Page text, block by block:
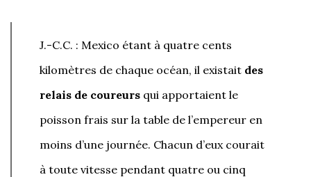
J.-C.C. : Mexico étant à quatre cents
kilomètres de chaque océan, il existait des
relais de coureurs qui apportaient le
poisson frais sur la table de l’empereur en
moins d’une journée. Chacun d’eux courait
à toute vitesse pendant quatre ou cinq